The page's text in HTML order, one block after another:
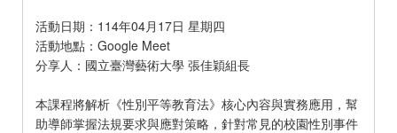
活動日期：114年04月17日 星期四
活動地點：Google Meet
分享人：國立臺灣藝術大學 張佳穎組長
本課程將解析《性別平等教育法》核心內容與實務應用，幫
助導師掌握法規要求與應對策略，針對常見的校園性別事件